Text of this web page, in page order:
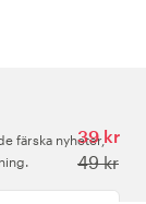
39 kr
49 kr
färska nyheter,